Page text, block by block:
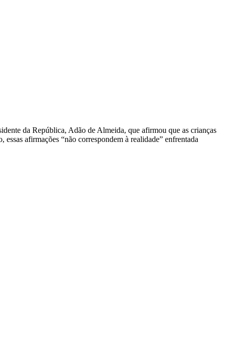
da República, Adão de Almeida, que afirmou que as crianças
afirmações “não correspondem à realidade” enfrentada